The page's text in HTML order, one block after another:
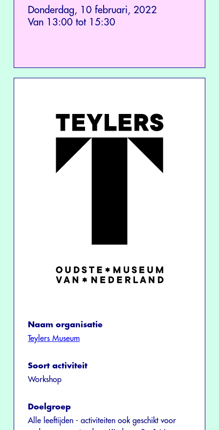
Donderdag, 10 februari, 2022
Van 13:00 tot 15:30
Naam organisatie
Teylers Museum
Soort activiteit
Workshop
Doelgroep
Alle leeftijden - activiteiten ook geschikt voor